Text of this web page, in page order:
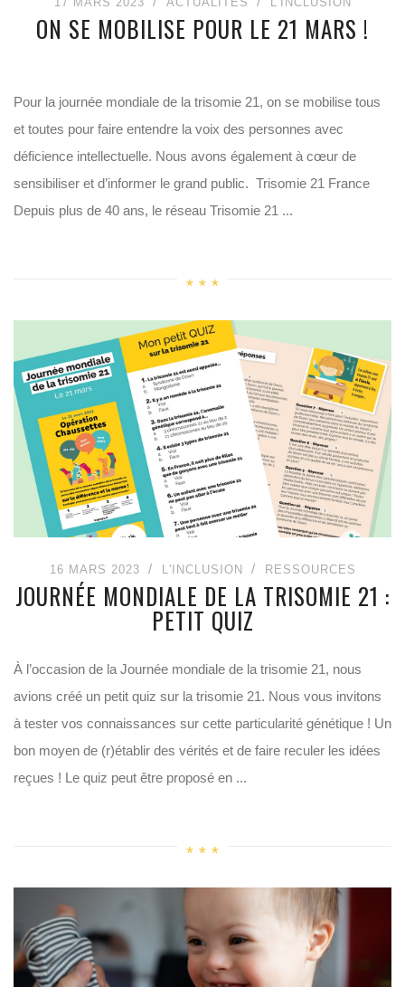
ON SE MOBILISE POUR LE 21 MARS !
Pour la journée mondiale de la trisomie 21, on se mobilise tous
et toutes pour faire entendre la voix des personnes avec
déficience intellectuelle. Nous avons également à cœur de
sensibiliser et d’informer le grand public. Trisomie 21 France
Depuis plus de 40 ans, le réseau Trisomie 21 ...
16 MARS 2023 L'INCLUSION RESSOURCES
JOURNÉE MONDIALE DE LA TRISOMIE 21 :
PETIT QUIZ
À l’occasion de la Journée mondiale de la trisomie 21, nous
avions créé un petit quiz sur la trisomie 21. Nous vous invitons
à tester vos connaissances sur cette particularité génétique ! Un
bon moyen de (r)établir des vérités et de faire reculer les idées
reçues ! Le quiz peut être proposé en ...